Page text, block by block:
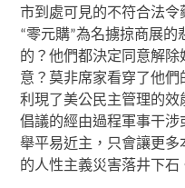
市到處可見的不符合法
“零元購”為名擄掠商展
的？他們都決定同意解
意？莫非席家看穿了他們
利現了美公民主管理的效
倡議的經由過程軍事干涉
舉平易近主，只會讓更
的人性主義災害落井下石